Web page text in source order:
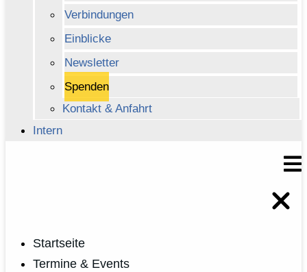
Verbindungen
Einblicke
Newsletter
Spenden
Kontakt & Anfahrt
Intern
Startseite
Termine & Events